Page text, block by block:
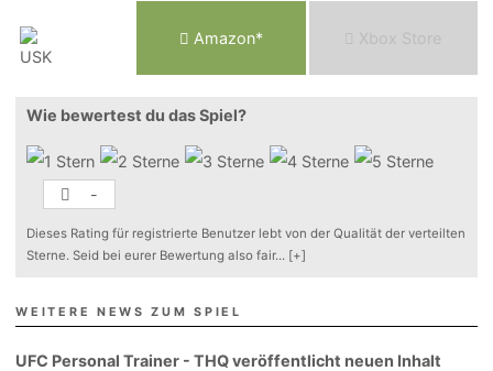
Amazon* Xbox Store
Wie bewertest du das Spiel?
-
Dieses Rating für registrierte Benutzer lebt von der Qualität der verteilten
Sterne. Seid bei eurer Bewertung also fair... [+]
WEITERE NEWS ZUM SPIEL
UFC Personal Trainer - THQ veröffentlicht neuen Inhalt